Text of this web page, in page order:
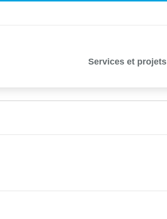
Services et projets